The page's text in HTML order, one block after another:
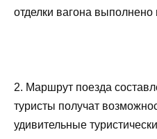
отделки вагона выполнено
2. Маршрут поезда
туристы получат
удивительные